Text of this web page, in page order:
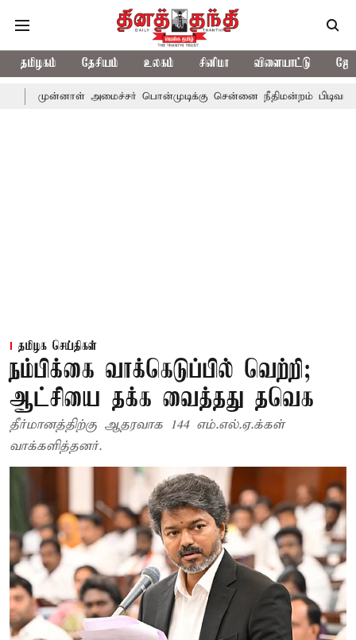
தமிழகம் தேசியம் உலகம் சினிமா விளையாட்டு
அமைச்சர் பொன்முடிக்கு சென்னை நீதிமன்றம் பிடிவாராண்ட்
தமிழக செய்திகள்
நம்பிக்கை வாக்கெடுப்பில் வெற்றி;
ஆட்சியை தக்க வைத்தது தவெக
தீர்மானத்திற்கு ஆதரவாக 144 எம்.எல்.ஏ.க்கள்
வாக்களித்தனர்.